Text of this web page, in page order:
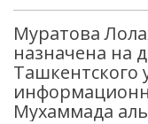
Муратова
назначена на
Ташкентского
Мухаммада